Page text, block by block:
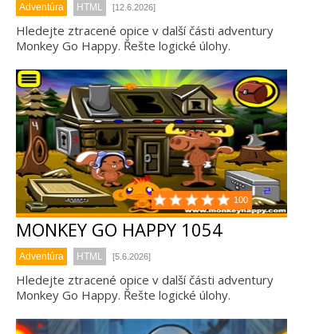
Adventúra HTML [12.6.2026]
Hledejte ztracené opice v další části adventury
Monkey Go Happy. Řešte logické úlohy.
100
MONKEY GO HAPPY 1054
Adventúra HTML [5.6.2026]
Hledejte ztracené opice v další části adventury
Monkey Go Happy. Řešte logické úlohy.